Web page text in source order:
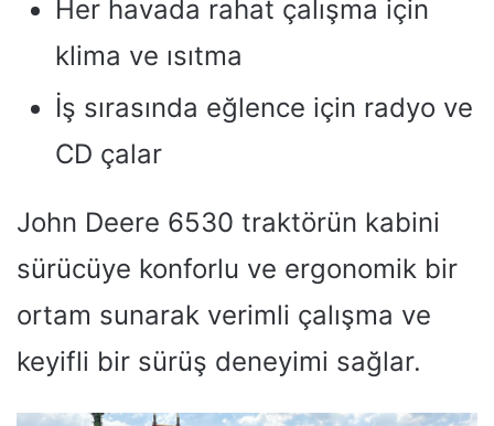
Her havada rahat çalışma için
klima ve ısıtma
İş sırasında eğlence için radyo ve
CD çalar
John Deere 6530 traktörün kabini
sürücüye konforlu ve ergonomik bir
ortam sunarak verimli çalışma ve
keyifli bir sürüş deneyimi sağlar.